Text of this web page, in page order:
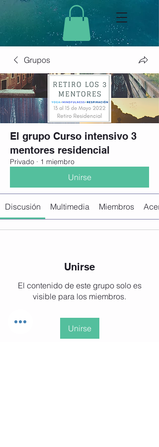
Grupos
El grupo Curso intensivo 3
mentores residencial
Privado · 1 miembro
Unirse
Discusión Multimedia Miembros
Unirse
El contenido de este grupo solo es
visible para los miembros.
Unirse